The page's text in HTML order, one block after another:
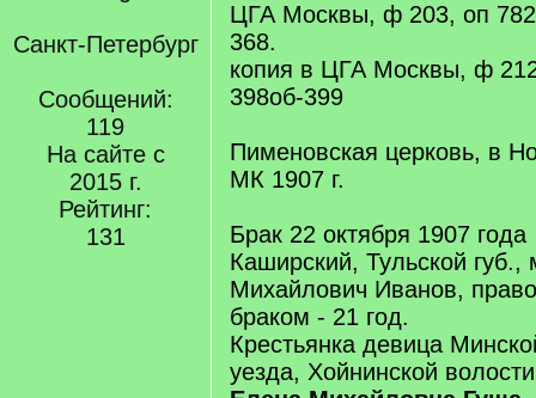
Санкт-Петербург
Сообщений:
119
На сайте с
2015 г.
Рейтинг:
131
ЦГА Москвы, ф 203, оп
368.
копия в ЦГА Москвы, ф
398об-399
Пименовская церковь, в
МК 1907 г.
Брак 22 октября 1907 года
Каширский, Тульской
Михайлович Иванов,
браком - 21 год.
Крестьянка девица
уезда, Хойнинской